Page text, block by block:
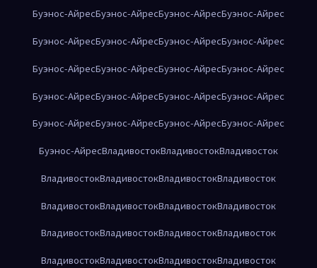
Буэнос-АйресБуэнос-АйресБуэнос-АйресБуэнос-Айрес
Буэнос-АйресБуэнос-АйресБуэнос-АйресБуэнос-Айрес
Буэнос-АйресБуэнос-АйресБуэнос-АйресБуэнос-Айрес
Буэнос-АйресБуэнос-АйресБуэнос-АйресБуэнос-Айрес
Буэнос-АйресБуэнос-АйресБуэнос-АйресБуэнос-Айрес
Буэнос-АйресВладивостокВладивостокВладивосток
ВладивостокВладивостокВладивостокВладивосток
ВладивостокВладивостокВладивостокВладивосток
ВладивостокВладивостокВладивостокВладивосток
ВладивостокВладивостокВладивостокВладивосток